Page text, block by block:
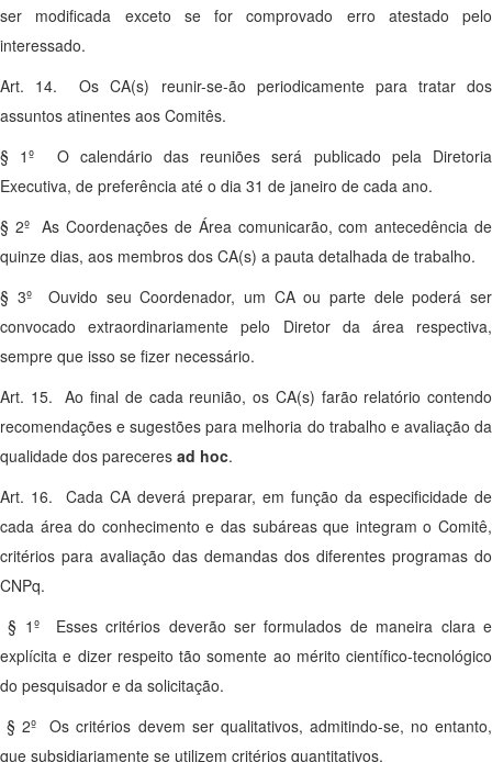
ser modificada exceto se for comprovado erro atestado pelo
interessado.
Art. 14. Os CA(s) reunir-se-ão periodicamente para tratar dos
assuntos atinentes aos Comitês.
§ 1º O calendário das reuniões será publicado pela Diretoria
Executiva, de preferência até o dia 31 de janeiro de cada ano.
§ 2º As Coordenações de Área comunicarão, com antecedência de
quinze dias, aos membros dos CA(s) a pauta detalhada de trabalho.
§ 3º Ouvido seu Coordenador, um CA ou parte dele poderá ser
convocado extraordinariamente pelo Diretor da área respectiva,
sempre que isso se fizer necessário.
Art. 15. Ao final de cada reunião, os CA(s) farão relatório contendo
recomendações e sugestões para melhoria do trabalho e avaliação da
qualidade dos pareceres ad hoc.
Art. 16. Cada CA deverá preparar, em função da especificidade de
cada área do conhecimento e das subáreas que integram o Comitê,
critérios para avaliação das demandas dos diferentes programas do
CNPq.
§ 1º Esses critérios deverão ser formulados de maneira clara e
explícita e dizer respeito tão somente ao mérito científico-tecnológico
do pesquisador e da solicitação.
§ 2º Os critérios devem ser qualitativos, admitindo-se, no entanto,
que subsidiariamente se utilizem critérios quantitativos.